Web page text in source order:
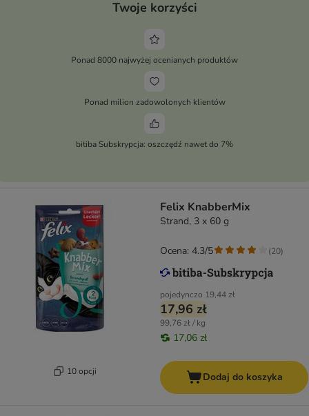
Twoje korzyści
Ponad 8000 najwyżej ocenianych produktów
Ponad milion zadowolonych klientów
bitiba Subskrypcja: oszczędź nawet do 7%
10 opcji
Felix KnabberMix
Strand, 3 x 60 g
pojedynczo 19,44 zł
17,96 zł
99,76 zł / kg
17,06 zł
Ocena: 4.3/5 (20)
Dodaj do koszyka